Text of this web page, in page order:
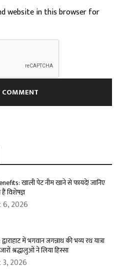
website in this browser for
खाली पेट नीम खाने से फायदे! जानिए
विशेषज्ञ
2026
में भगवान जगन्नाथ की भव्य रथ यात्रा
श्रद्धालुओं ने लिया हिस्सा
2026